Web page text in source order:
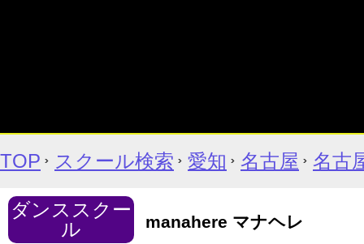
TOP スクール検索 愛知 名古屋 名古
ダンススクー
ル
manahere マナヘレ